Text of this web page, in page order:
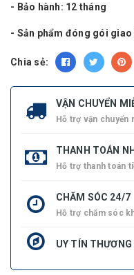
- Bảo hành: 12 tháng
- Sản phẩm đóng gói
Chia sẻ:
VẬN CHUYỂN
Hỗ trợ vận chuyển
THANH TOÁN
Hỗ trợ thanh toán
CHĂM SÓC 24/7
Hỗ trợ chăm sóc
UY TÍN THƯƠNG